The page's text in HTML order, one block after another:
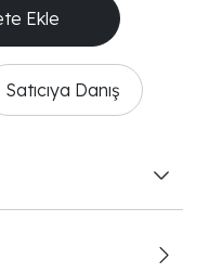
Satıcıya Danış